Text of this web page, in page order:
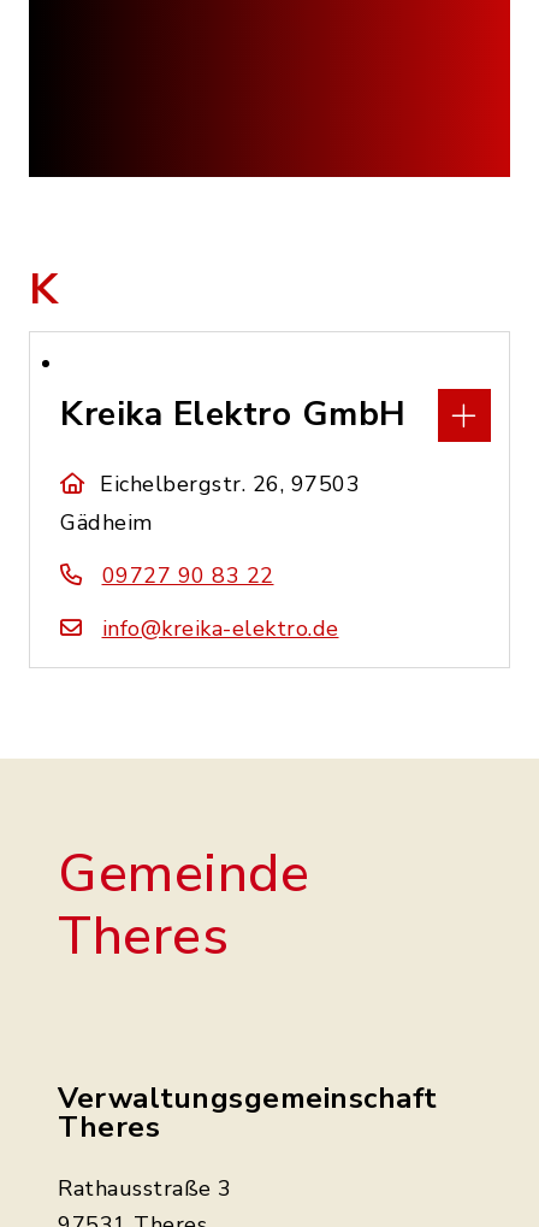
K
Kreika Elektro GmbH
Eichelbergstr. 26, 97503
Gädheim
09727 90 83 22
info@kreika-elektro.de
Gemeinde
Theres
Verwaltungsgemeinschaft
Theres
Rathausstraße 3